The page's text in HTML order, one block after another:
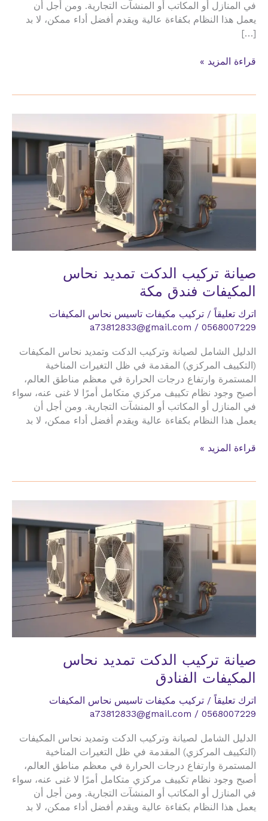
في المنازل أو المكاتب أو المنشآت التجارية. ومن أجل أن
يعمل هذا النظام بكفاءة عالية ويقدم أفضل أداء ممكن، لا بد
[…]
صيانة
نحاس
مكة
قراءة المزيد »
صيانة تركيب الدكت تمديد نحاس
المكيفات فندق مكة
اترك تعليقاً / تركيب مكيفات تاسيس نحاس المكيفات
0568007229
/
a73812833@gmail.com
الدليل الشامل لصيانة وتركيب الدكت وتمديد نحاس المكيفات
(التكييف المركزي) المقدمة في ظل التغيرات المناخية
المستمرة وارتفاع درجات الحرارة في معظم مناطق العالم،
أصبح وجود نظام تكييف مركزي متكامل أمرًا لا غنى عنه، سواء
في المنازل أو المكاتب أو المنشآت التجارية. ومن أجل أن
يعمل هذا النظام بكفاءة عالية ويقدم أفضل أداء ممكن، لا بد
صيانة
نحاس
المكيفات
مكة
قراءة المزيد »
صيانة تركيب الدكت تمديد نحاس
المكيفات الفنادق
اترك تعليقاً / تركيب مكيفات تاسيس نحاس المكيفات
0568007229
/
a73812833@gmail.com
الدليل الشامل لصيانة وتركيب الدكت وتمديد نحاس المكيفات
(التكييف المركزي) المقدمة في ظل التغيرات المناخية
المستمرة وارتفاع درجات الحرارة في معظم مناطق العالم،
أصبح وجود نظام تكييف مركزي متكامل أمرًا لا غنى عنه، سواء
في المنازل أو المكاتب أو المنشآت التجارية. ومن أجل أن
يعمل هذا النظام بكفاءة عالية ويقدم أفضل أداء ممكن، لا بد